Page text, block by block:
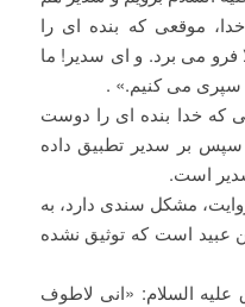
موقعی که بنده ای را
فرو می برد. و ای سدیر! ما
سپری می کنیم.» .
که خدا بنده ای را دوست
سپس بر سدیر تطبیق داده
است.
مشکل سندی دارد، به
است که توثیق نشده
علیه السلام: «انی لاطوف